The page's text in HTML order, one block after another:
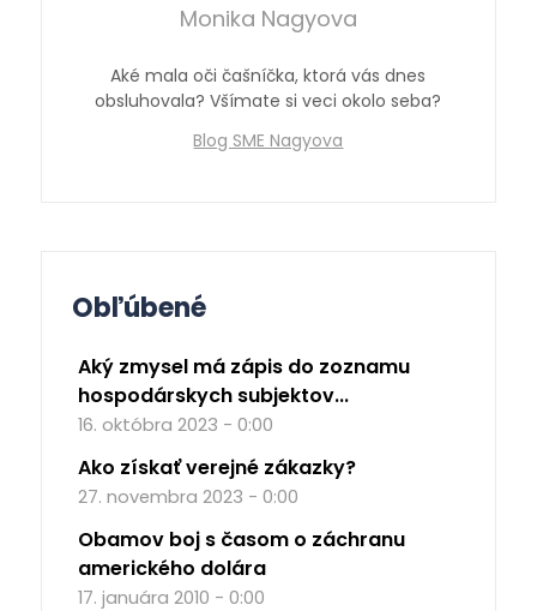
Monika Nagyova
Aké mala oči čašníčka, ktorá vás dnes
obsluhovala? Všímate si veci okolo seba?
Blog SME Nagyova
Obľúbené
Aký zmysel má zápis do zoznamu
hospodárskych subjektov...
16. októbra 2023 - 0:00
Ako získať verejné zákazky?
27. novembra 2023 - 0:00
Obamov boj s časom o záchranu
amerického dolára
17. januára 2010 - 0:00